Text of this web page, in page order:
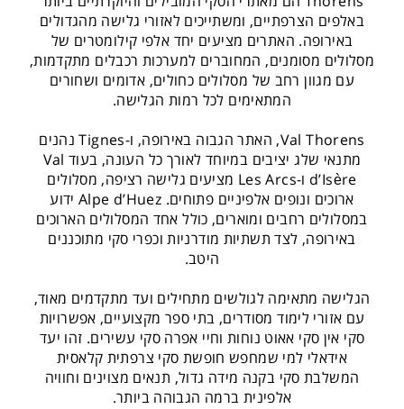
באלפים הצרפתיים, ומשתייכים לאזורי גלישה מהגדולים
באירופה. האתרים מציעים יחד אלפי קילומטרים של
מסלולים מסומנים, המחוברים למערכות רכבלים מתקדמות,
עם מגוון רחב של מסלולים כחולים, אדומים ושחורים
המתאימים לכל רמות הגלישה.
Val Thorens, האתר הגבוה באירופה, ו-Tignes נהנים
מתנאי שלג יציבים במיוחד לאורך כל העונה, בעוד Val
d’Isère ו-Les Arcs מציעים גלישה רציפה, מסלולים
ארוכים ונופים אלפיניים פתוחים. Alpe d’Huez ידוע
במסלולים רחבים ומוארים, כולל אחד המסלולים הארוכים
באירופה, לצד תשתיות מודרניות וכפרי סקי מתוכננים
היטב.
הגלישה מתאימה לגולשים מתחילים ועד מתקדמים מאוד,
עם אזורי לימוד מסודרים, בתי ספר מקצועיים, אפשרויות
סקי אין סקי אאוט נוחות וחיי אפרה סקי עשירים. זהו יעד
אידאלי למי שמחפש חופשת סקי צרפתית קלאסית
המשלבת סקי בקנה מידה גדול, תנאים מצוינים וחוויה
אלפינית ברמה הגבוהה ביותר.